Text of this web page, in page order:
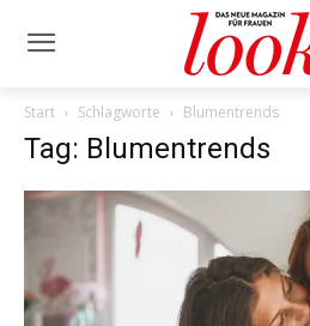
Start Schlagworte Blumentrends
Tag: Blumentrends